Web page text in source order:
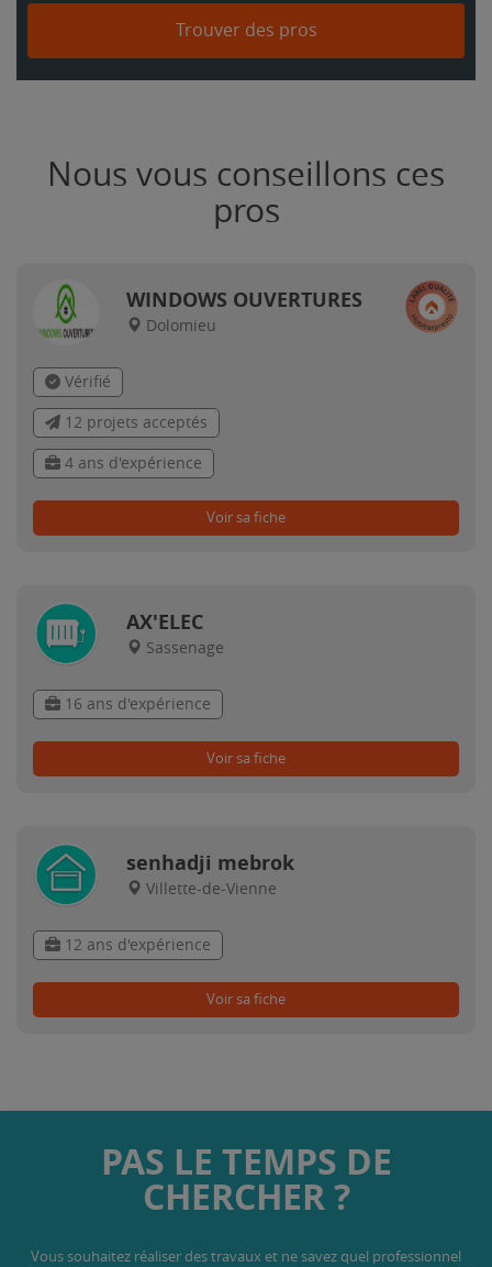
Trouver des pros
Nous vous conseillons ces
pros
WINDOWS OUVERTURES
Dolomieu
Vérifié
12 projets acceptés
4 ans d'expérience
Voir sa fiche
AX'ELEC
Sassenage
16 ans d'expérience
Voir sa fiche
senhadji mebrok
Villette-de-Vienne
12 ans d'expérience
Voir sa fiche
PAS LE TEMPS DE
CHERCHER ?
Vous souhaitez réaliser des travaux et ne savez quel professionnel